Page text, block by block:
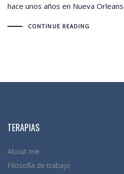
hace unos años en Nueva Orleans
CONTINUE READING
TERAPIAS
About me
Filosofía de trabajo